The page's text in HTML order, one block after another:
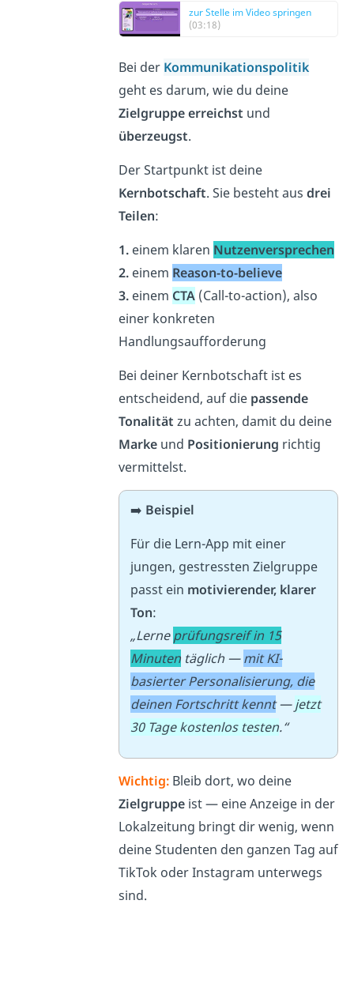
zur Stelle im Video springen
(03:18)
Bei der Kommunikationspolitik
geht es darum, wie du deine
Zielgruppeerreichst und
überzeugst.
Der Startpunkt ist deine
Kernbotschaft. Sie besteht aus drei
Teilen:
1.einem klaren Nutzenversprechen
2.einem Reason-to-believe
3.einem CTA(Call-to-action), also
einer konkreten
Handlungsaufforderung
Bei deiner Kernbotschaft ist es
entscheidend, auf die passende
Tonalität zu achten, damit du deine
Markeund Positionierung richtig
vermittelst.
➡️ Beispiel
Für die Lern-App mit einer
jungen, gestressten Zielgruppe
passt ein motivierender, klarer
Ton:
„Lerneprüfungsreif in 15
Minutentäglich —mit KI-
basierter Personalisierung, die
deinen Fortschritt kennt—jetzt
30 Tage kostenlos testen.“
Wichtig:Bleib dort, wo deine
Zielgruppeist — eine Anzeige in der
Lokalzeitung bringt dir wenig, wenn
deine Studenten den ganzen Tag auf
TikTok oder Instagram unterwegs
sind.